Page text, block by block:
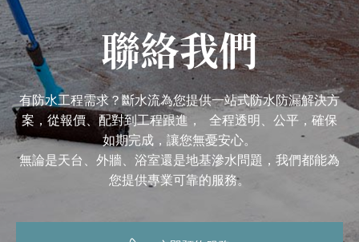
聯絡我們
有防水工程需求？斷水流為您提供一站式防水防漏解決方
案，從報價、配對到工程跟進， 全程透明、公平，確保
如期完成，讓您無憂安心。
無論是天台、外牆、浴室還是地基滲水問題，我們都能為
您提供專業可靠的服務。